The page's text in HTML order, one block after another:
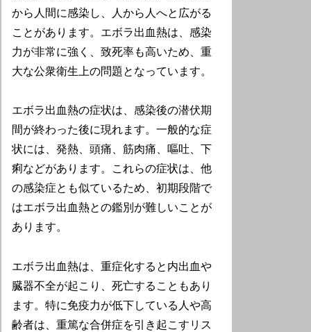
から人間に感染し、人から人へと広がる
ことがあります。エボラ出血熱は、感染
力が非常に強く、致死率も高いため、重
大な公衆衛生上の問題となっています。
エボラ出血熱の症状は、感染後の潜伏期
間が終わった後に現れます。一般的な症
状には、発熱、頭痛、筋肉痛、嘔吐、下
痢などがあります。これらの症状は、他
の感染症とも似ているため、初期段階で
はエボラ出血熱との鑑別が難しいことが
あります。
エボラ出血熱は、重症化すると内出血や
臓器不全が起こり、死亡することもあり
ます。特に免疫力が低下している人や高
齢者は、重篤な合併症を引き起こすリス